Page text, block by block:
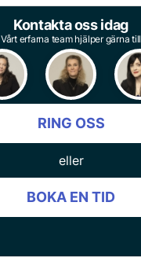
Kontakta oss idag
Vårt erfarna team hjälper gärna till
RING OSS
eller
BOKA EN TID